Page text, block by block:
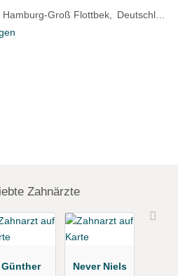
Hamburg-Groß Flottbek
Deutschland
Zahnärzte
Günther
Never Niels